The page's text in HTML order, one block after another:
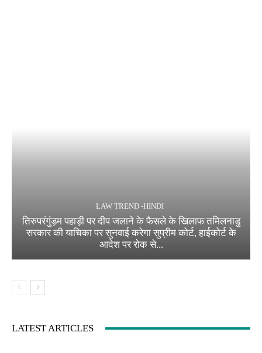
LAW TREND -HINDI
तिरुपरंगुंड़म पहाड़ी पर दीप जलाने के फैसले के खिलाफ तमिलनाडु
सरकार की याचिका पर सुनवाई करेगा सुप्रीम कोर्ट, हाईकोर्ट के
आदेश पर रोक से...
LATEST ARTICLES